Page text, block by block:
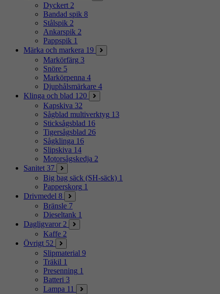
Dyckert 2
Bandad spik 8
Stålspik 2
Ankarspik 2
Pappspik 1
Märka och markera 19
Markörfärg 3
Snöre 5
Markörpenna 4
Djuphålsmärkare 4
Klinga och blad 120
Kapskiva 32
Sågblad multiverktyg 13
Sticksågsblad 16
Tigersågsblad 26
Sågklinga 16
Slipskiva 14
Motorsågskedja 2
Sanitet 37
Big bag säck (SH-säck) 1
Papperskorg 1
Drivmedel 8
Bränsle 7
Dieseltank 1
Dagligvaror 2
Kaffe 2
Övrigt 52
Slipmaterial 9
Träkil 1
Presenning 1
Batteri 3
Lampa 11